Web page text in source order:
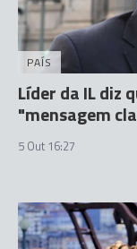
PAÍS
Líder da IL diz
"mensagem
5 Out 16:27